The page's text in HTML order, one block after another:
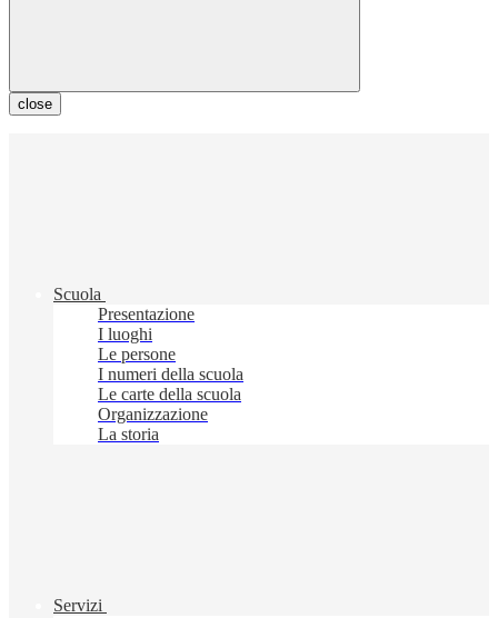
close
Scuola
Presentazione
I luoghi
Le persone
I numeri della scuola
Le carte della scuola
Organizzazione
La storia
Servizi